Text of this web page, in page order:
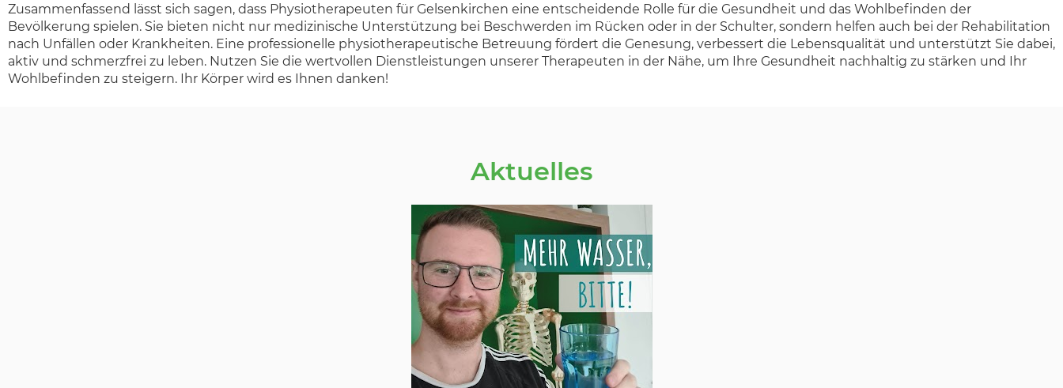
Zusammenfassend lässt sich sagen, dass Physiotherapeuten für Gelsenkirchen eine entscheidende Rolle für die Gesundheit und das Wohlbefinden der
Bevölkerung spielen. Sie bieten nicht nur medizinische Unterstützung bei Beschwerden im Rücken oder in der Schulter, sondern helfen auch bei der Rehabilitation
nach Unfällen oder Krankheiten. Eine professionelle physiotherapeutische Betreuung fördert die Genesung, verbessert die Lebensqualität und unterstützt Sie dabei,
aktiv und schmerzfrei zu leben. Nutzen Sie die wertvollen Dienstleistungen unserer Therapeuten in der Nähe, um Ihre Gesundheit nachhaltig zu stärken und Ihr
Wohlbefinden zu steigern. Ihr Körper wird es Ihnen danken!
Aktuelles